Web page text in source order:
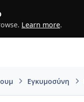
Learn more.
Εγκυμοσύνη